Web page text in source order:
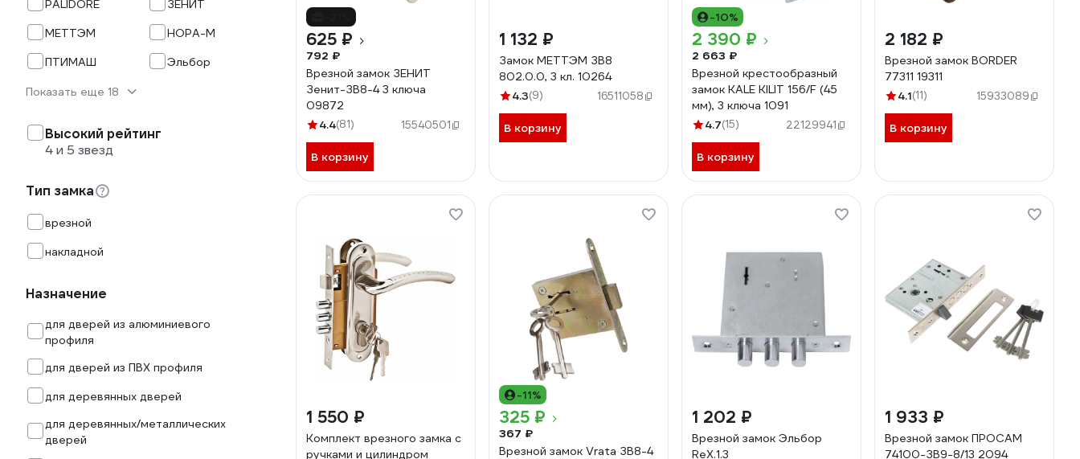
PALIDORE
ЗЕНИТ
МЕТТЭМ
НОРА-М
ПТИМАШ
Эльбор
Показать еще 18
Высокий рейтинг
4 и 5 звезд
Тип замка
врезной
накладной
Назначение
для дверей из алюминиевого
профиля
для дверей из ПВХ профиля
для деревянных дверей
для деревянных/металлических
дверей
625 ₽
792 ₽
Врезной замок ЗЕНИТ
Зенит-ЗВ8-4 3 ключа
09872
4.4(81) 15540501
В корзину
1 132 ₽
Замок МЕТТЭМ ЗВ8
802.0.0, 3 кл. 10264
4.3(9) 16511058
В корзину
-10%
2 390 ₽
2 663 ₽
Врезной крестообразный
замок KALE KILIT 156/F (45
мм), 3 ключа 1091
4.7(15) 22129941
В корзину
2 182 ₽
Врезной замок BORDER
77311 19311
4.1(11) 15933089
В корзину
1 550 ₽
Комплект врезного замка с
ручками и цилиндром
-11%
325 ₽
367 ₽
Врезной замок Vrata ЗВ8-4
1 202 ₽
Врезной замок Эльбор
ReX.1.3
1 933 ₽
Врезной замок ПРОСАМ
74100-ЗВ9-8/13 2094